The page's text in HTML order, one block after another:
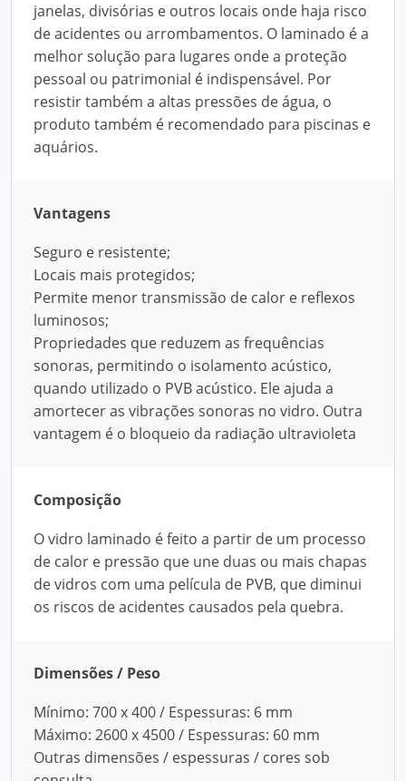
janelas, divisórias e outros locais onde haja risco
de acidentes ou arrombamentos. O laminado é a
melhor solução para lugares onde a proteção
pessoal ou patrimonial é indispensável. Por
resistir também a altas pressões de água, o
produto também é recomendado para piscinas e
aquários.
Vantagens
Seguro e resistente;
Locais mais protegidos;
Permite menor transmissão de calor e reflexos
luminosos;
Propriedades que reduzem as frequências
sonoras, permitindo o isolamento acústico,
quando utilizado o PVB acústico. Ele ajuda a
amortecer as vibrações sonoras no vidro. Outra
vantagem é o bloqueio da radiação ultravioleta
Composição
O vidro laminado é feito a partir de um processo
de calor e pressão que une duas ou mais chapas
de vidros com uma película de PVB, que diminui
os riscos de acidentes causados pela quebra.
Dimensões / Peso
Mínimo: 700 x 400 / Espessuras: 6 mm
Máximo: 2600 x 4500 / Espessuras: 60 mm
Outras dimensões / espessuras / cores sob